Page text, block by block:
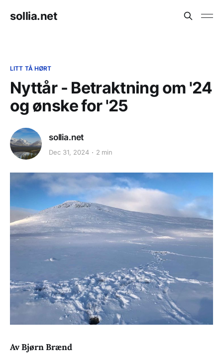
sollia.net
LITT TÅ HØRT
Nyttår - Betraktning om '24
og ønske for '25
sollia.net
Dec 31, 2024 2 min
Av Bjørn Brænd